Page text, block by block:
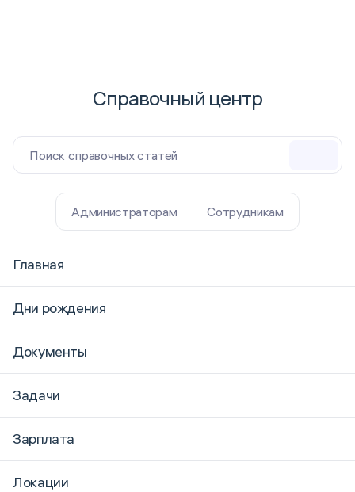
Справочный центр
Поиск справочных статей
Администраторам Сотрудникам
Главная
Дни рождения
Документы
Задачи
Зарплата
Локации